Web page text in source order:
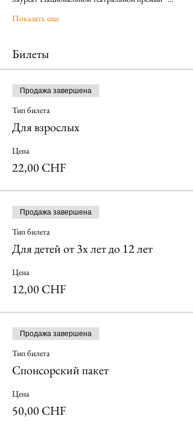
Показать еще
Билеты
Продажа завершена
Тип билета
Для взрослых
Цена
22,00 CHF
Продажа завершена
Тип билета
Для детей от 3х лет до 12 лет
Цена
12,00 CHF
Продажа завершена
Тип билета
Спонсорский пакет
Цена
50,00 CHF